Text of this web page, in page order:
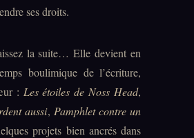
ses droits.
la suite… Elle devient en
boulimique de l’écriture,
: Les étoiles de Noss Head,
aussi, Pamphlet contre un
projets bien ancrés dans